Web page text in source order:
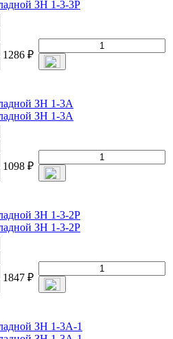
1286 ₽
1098 ₽
1847 ₽